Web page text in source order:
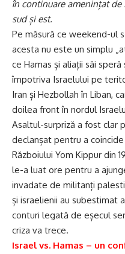
în continuare amenințat
sud și est.
Pe măsură ce weekend-ul
acesta nu este un simplu
ce Hamas și aliații săi
împotriva Israelului pe
Iran și Hezbollah în Liban,
doilea front în nordul
Asaltul-surpriză a fost clar
declanșat pentru a
Războiului Yom Kippur din
le-a luat ore pentru a
invadate de militanți
și israelienii au subestimat
conturi legată de eșecul
criza va trece.
Israel vs. Hamas – un